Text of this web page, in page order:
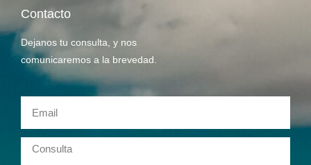
Contacto
Dejanos tu consulta, y nos
comunicaremos a la brevedad.